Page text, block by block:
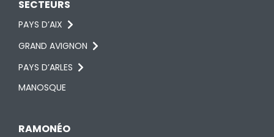
SECTEURS
PAYS D’AIX
GRAND AVIGNON
PAYS D’ARLES
MANOSQUE
RAMONÉO